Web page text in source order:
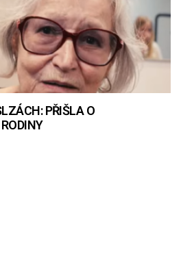
PŘIŠLA O